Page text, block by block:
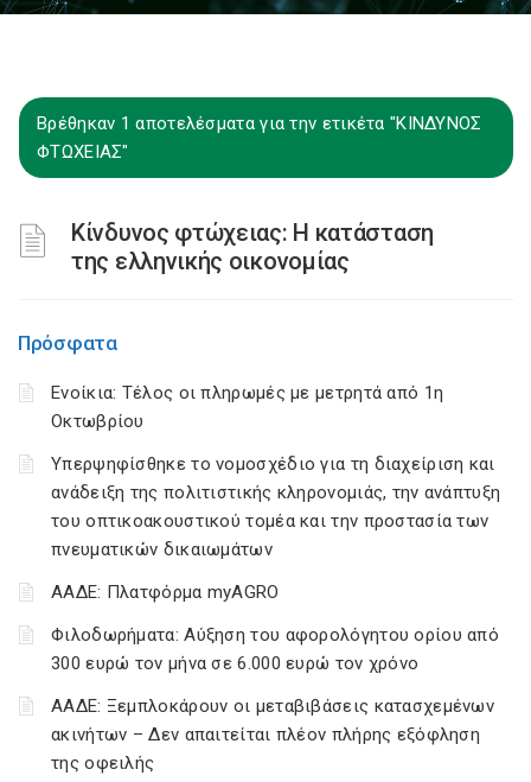
Βρέθηκαν 1 αποτελέσματα για την ετικέτα "ΚΙΝΔΥΝΟΣ
ΦΤΩΧΕΙΑΣ"
Κίνδυνος φτώχειας: Η κατάσταση
της ελληνικής οικονομίας
Πρόσφατα
Ενοίκια: Τέλος οι πληρωμές με μετρητά από 1η
Οκτωβρίου
Υπερψηφίσθηκε το νομοσχέδιο για τη διαχείριση και
ανάδειξη της πολιτιστικής κληρονομιάς, την ανάπτυξη
του οπτικοακουστικού τομέα και την προστασία των
πνευματικών δικαιωμάτων
ΑΑΔΕ: Πλατφόρμα myAGRO
Φιλοδωρήματα: Αύξηση του αφορολόγητου ορίου από
300 ευρώ τον μήνα σε 6.000 ευρώ τον χρόνο
ΑΑΔΕ: Ξεμπλοκάρουν οι μεταβιβάσεις κατασχεμένων
ακινήτων – Δεν απαιτείται πλέον πλήρης εξόφληση
της οφειλής